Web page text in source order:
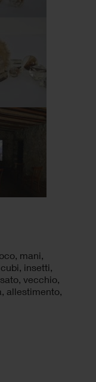
, mani,
cubi, insetti,
, vecchio,
, allestimento,